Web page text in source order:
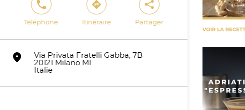
phone
Téléphone
direction
Itinéraire
share
Partager
marker
Via Privata Fratelli Gabba, 7B
20121 Milano MI
Italie